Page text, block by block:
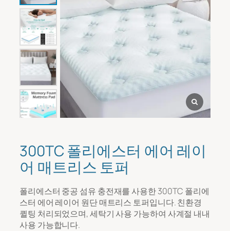
300TC 폴리에스터 에어 레이
어 매트리스 토퍼
폴리에스터 중공 섬유 충전재를 사용한 300TC 폴리에
스터 에어 레이어 원단 매트리스 토퍼입니다. 친환경
퀼팅 처리되었으며, 세탁기 사용 가능하여 사계절 내내
사용 가능합니다.
회사 이름